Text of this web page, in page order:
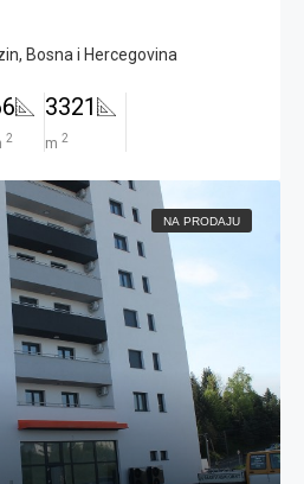
Bosna i Hercegovina
2
3321
m 2
NA PRODAJU